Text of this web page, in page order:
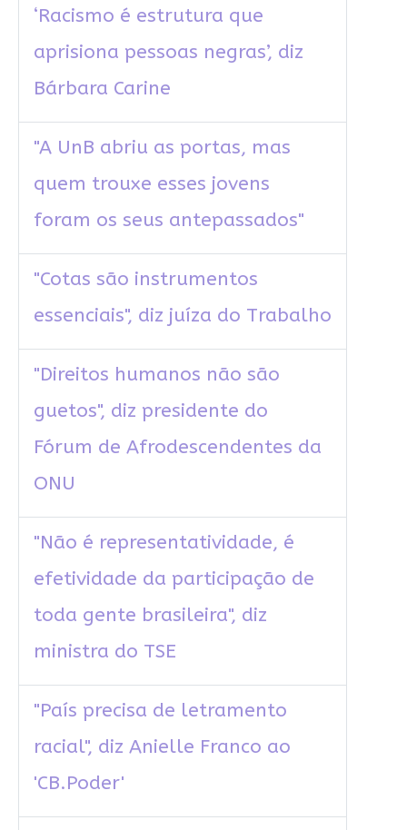
‘Racismo é estrutura que
aprisiona pessoas negras’, diz
Bárbara Carine
"A UnB abriu as portas, mas
quem trouxe esses jovens
foram os seus antepassados"
"Cotas são instrumentos
essenciais", diz juíza do Trabalho
"Direitos humanos não são
guetos", diz presidente do
Fórum de Afrodescendentes da
ONU
"Não é representatividade, é
efetividade da participação de
toda gente brasileira", diz
ministra do TSE
"País precisa de letramento
racial", diz Anielle Franco ao
'CB.Poder'